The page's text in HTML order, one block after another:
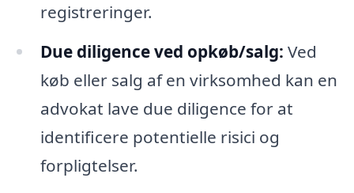
registreringer.
Due diligence ved opkøb/salg: Ved
køb eller salg af en virksomhed kan en
advokat lave due diligence for at
identificere potentielle risici og
forpligtelser.